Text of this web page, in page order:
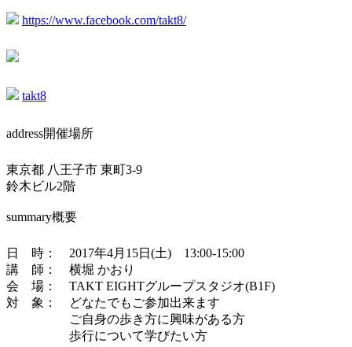
https://www.facebook.com/takt8/
takt8
address開催場所
東京都 八王子市 東町3-9
鈴木ビル2階
summary概要
日 時： 2017年4月15日(土) 13:00-15:00
講 師： 横堀 かおり
会 場： TAKT EIGHTグループスタジオ(B1F)
対 象： どなたでもご参加出来ます
ご自身の歩き方に興味がある方
歩行について学びたい方